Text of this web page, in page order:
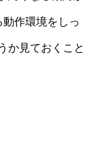
作環境をしっ
か見ておくこと